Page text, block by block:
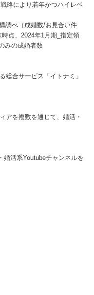
略により若年かつハイレベ
調べ（成婚数/お見合い件
点、2024年1月期_指定領
みの成婚者数
総合サービス「イトナミ」
アを複数を通じて、婚活・
婚活系Youtubeチャンネルを